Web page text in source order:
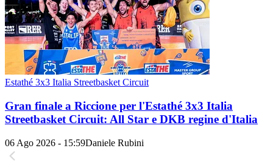
Estathé 3x3 Italia Streetbasket Circuit
Gran finale a Riccione per l'Estathé 3x3 Italia
Streetbasket Circuit: All Star e DKB regine d'Italia
06 Ago 2026 - 15:59Daniele Rubini